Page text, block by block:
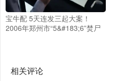
宝牛配 5天连发三起大案！
2006年郑州市“5&#183;6”焚尸
相关评论